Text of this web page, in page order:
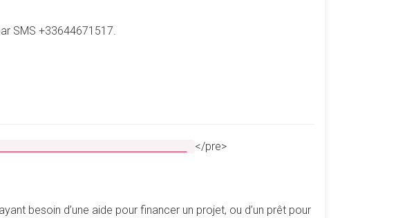
SMS +33644671517.
</pre>
besoin d’une aide pour financer un projet, ou d’un prêt pour